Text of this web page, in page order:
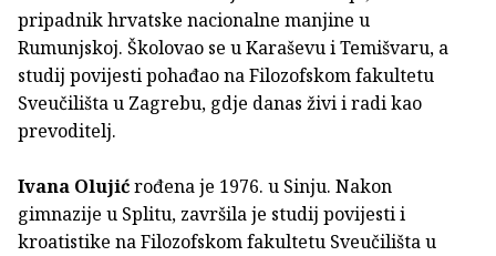
pripadnik hrvatske nacionalne manjine u
Rumunjskoj. Školovao se u Karaševu i Temišvaru, a
studij povijesti pohađao na Filozofskom fakultetu
Sveučilišta u Zagrebu, gdje danas živi i radi kao
prevoditelj.
Ivana Olujićrođena je 1976. u Sinju. Nakon
gimnazije u Splitu, završila je studij povijesti i
kroatistike na Filozofskom fakultetu Sveučilišta u